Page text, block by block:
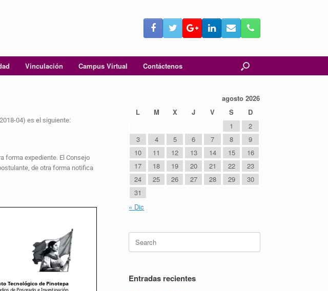
Vinculación Campus Virtual Contáctenos
04) es el siguiente:
forma expediente. El Consejo
de otra forma notifica
agosto 2026
L
M X J V S
D
1
2
3
4 5 6 7 8
9
10
11 12 13 14 15
16
17
18 19 20 21 22
23
24
25 26 27 28 29
30
31
« Dic
Entradas recientes